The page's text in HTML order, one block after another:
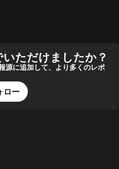
ただけましたか？
に追加して、より多くのレポ
ロー